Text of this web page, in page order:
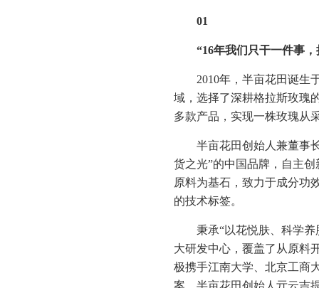
01
“16年我们只干一件事
2010年，半亩花田诞生
域，选择了深耕格拉斯玫瑰
多款产品，实现一株玫瑰从
半亩花田创始人兼董事
货之光”的中国品牌，自主
原料为基石，致力于成分功
的技术标签。
秉承“以花悦肤、科学
大研发中心，覆盖了从原料
极携手江南大学、北京工商
案。半亩花田创始人亓云吉